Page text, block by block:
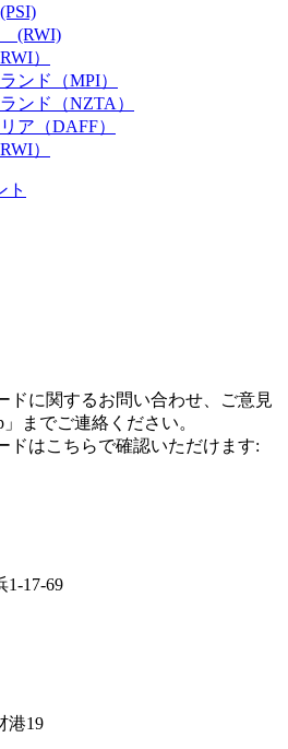
(RWI)
）
ンド（MPI）
ンド（NZTA）
ア（DAFF）
）
ト
ドに関するお問い合わせ、ご意見
」までご連絡ください。
ドはこちらで確認いただけます:
1-17-69
港19